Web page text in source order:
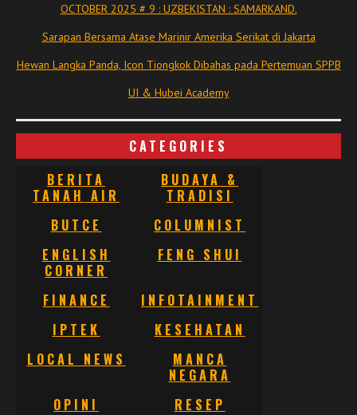
OCTOBER 2025 # 9 : UZBEKISTAN : SAMARKAND.
Sarapan Bersama Atase Marinir Amerika Serikat di Jakarta
Hewan Langka Panda, Icon Tiongkok Dibahas pada Pertemuan SPPB
UI & Hubei Academy
CATEGORIES
BERITA
TANAH AIR
BUDAYA &
TRADISI
BUTCE
COLUMNIST
ENGLISH
CORNER
FENG SHUI
FINANCE
INFOTAINMENT
IPTEK
KESEHATAN
LOCAL NEWS
MANCA
NEGARA
OPINI
RESEP